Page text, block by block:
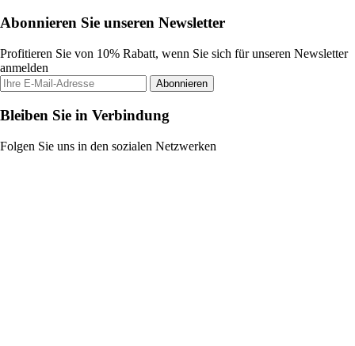
Abonnieren Sie unseren Newsletter
Profitieren Sie von 10% Rabatt, wenn Sie sich für unseren Newsletter
anmelden
Abonnieren
Bleiben Sie in Verbindung
Folgen Sie uns in den sozialen Netzwerken